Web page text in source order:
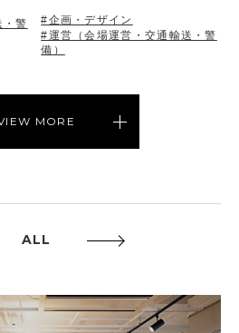
・警
#企画・デザイン
#運営（会場運営・交通輸送・警
備）
MORE
ALL